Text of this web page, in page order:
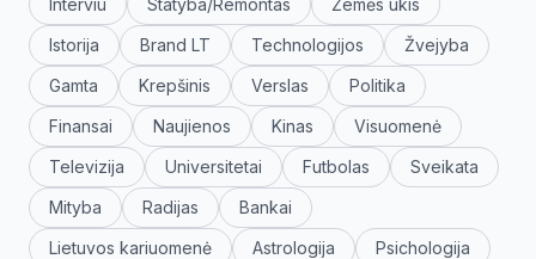
Interviu
Statyba/Remontas
Žemės ūkis
Istorija
Brand LT Technologijos
Žvejyba
Gamta
Krepšinis Verslas
Politika
Finansai
Naujienos Kinas
Visuomenė
Televizija
Universitetai Futbolas
Sveikata
Mityba
Radijas
Bankai
Lietuvos kariuomenė
Astrologija
Psichologija